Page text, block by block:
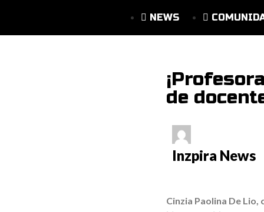
NEWS
de
Inzpira News
Cinzia Paolina De